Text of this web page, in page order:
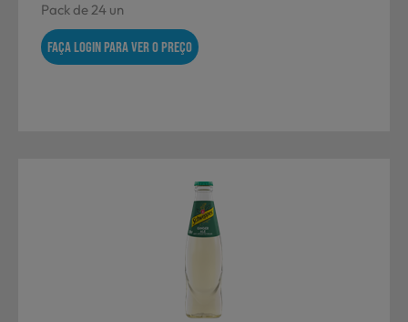
Pack de 24 un
FAÇA LOGIN PARA VER O PREÇO